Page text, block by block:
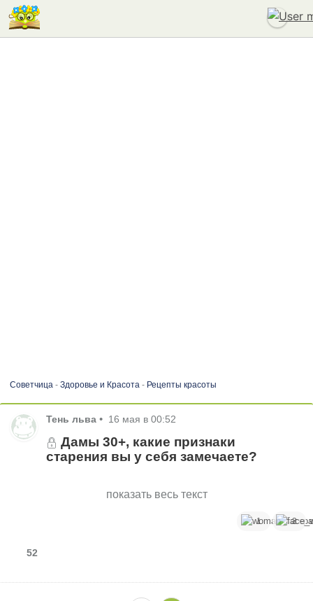
Советчица- Здоровье и Красота- Рецепты красоты
Тень льва • 16 мая в 00:52
Дамы 30+, какие признаки
старения вы у себя замечаете?
показать весь текст
1 3
52